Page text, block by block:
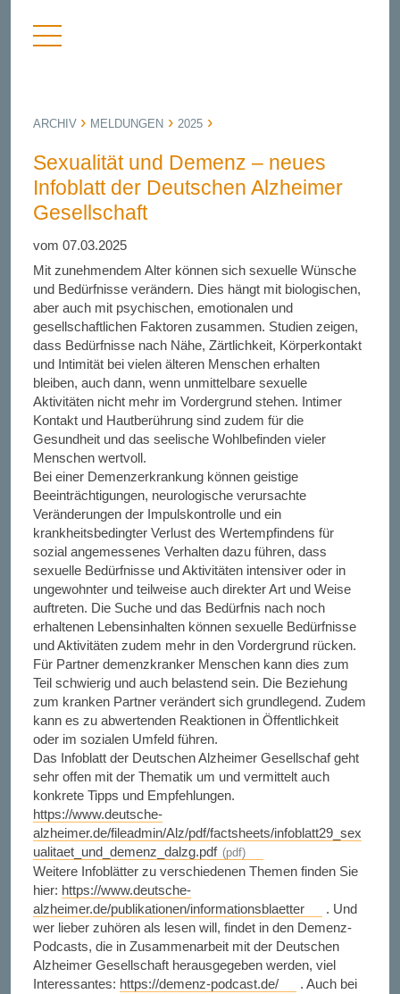
Menü
anzeigen
ARCHIV MELDUNGEN 2025
Sexualität und Demenz – neues
Infoblatt der Deutschen Alzheimer
Gesellschaft
vom 07.03.2025
Mit zunehmendem Alter können sich sexuelle Wünsche
und Bedürfnisse verändern. Dies hängt mit biologischen,
aber auch mit psychischen, emotionalen und
gesellschaftlichen Faktoren zusammen. Studien zeigen,
dass Bedürfnisse nach Nähe, Zärtlichkeit, Körperkontakt
und Intimität bei vielen älteren Menschen erhalten
bleiben, auch dann, wenn unmittelbare sexuelle
Aktivitäten nicht mehr im Vordergrund stehen. Intimer
Kontakt und Hautberührung sind zudem für die
Gesundheit und das seelische Wohlbefinden vieler
Menschen wertvoll.
Bei einer Demenzerkrankung können geistige
Beeinträchtigungen, neurologische verursachte
Veränderungen der Impulskontrolle und ein
krankheitsbedingter Verlust des Wertempfindens für
sozial angemessenes Verhalten dazu führen, dass
sexuelle Bedürfnisse und Aktivitäten intensiver oder in
ungewohnter und teilweise auch direkter Art und Weise
auftreten. Die Suche und das Bedürfnis nach noch
erhaltenen Lebensinhalten können sexuelle Bedürfnisse
und Aktivitäten zudem mehr in den Vordergrund rücken.
Für Partner demenzkranker Menschen kann dies zum
Teil schwierig und auch belastend sein. Die Beziehung
zum kranken Partner verändert sich grundlegend. Zudem
kann es zu abwertenden Reaktionen in Öffentlichkeit
oder im sozialen Umfeld führen.
Das Infoblatt der Deutschen Alzheimer Gesellschaf geht
sehr offen mit der Thematik um und vermittelt auch
konkrete Tipps und Empfehlungen.
https://www.deutsche-
alzheimer.de/fileadmin/Alz/pdf/factsheets/infoblatt29_sex
ualitaet_und_demenz_dalzg.pdf
Weitere Infoblätter zu verschiedenen Themen finden Sie
hier: https://www.deutsche-
alzheimer.de/publikationen/informationsblaetter
. Und
wer lieber zuhören als lesen will, findet in den Demenz-
Podcasts, die in Zusammenarbeit mit der Deutschen
Alzheimer Gesellschaft herausgegeben werden, viel
Interessantes: https://demenz-podcast.de/
. Auch bei